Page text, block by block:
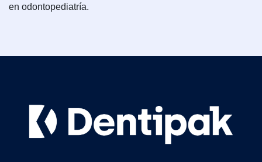
en odontopediatría.